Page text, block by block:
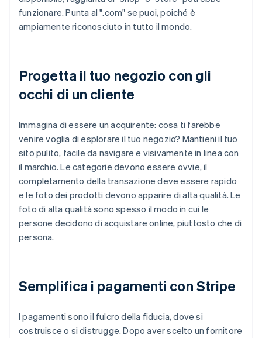
funzionare. Punta al ".com" se puoi, poiché è
ampiamente riconosciuto in tutto il mondo.
Progetta il tuo negozio con gli
occhi di un cliente
Immagina di essere un acquirente: cosa ti farebbe
venire voglia di esplorare il tuo negozio? Mantieni il tuo
sito pulito, facile da navigare e visivamente in linea con
il marchio. Le categorie devono essere ovvie, il
completamento della transazione deve essere rapido
e le foto dei prodotti devono apparire di alta qualità. Le
foto di alta qualità sono spesso il modo in cui le
persone decidono di acquistare online, piuttosto che di
persona.
Semplifica i pagamenti con Stripe
I pagamenti sono il fulcro della fiducia, dove si
costruisce o si distrugge. Dopo aver scelto un fornitore